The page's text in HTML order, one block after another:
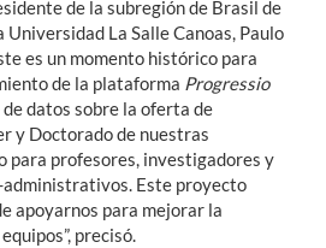
de la subregión de Brasil de
La Salle Canoas, Paulo
es un momento histórico para
de la plataforma Progressio
de datos sobre la oferta de
y Doctorado de nuestras
para profesores, investigadores y
Este proyecto
apoyarnos para mejorar la
precisó.